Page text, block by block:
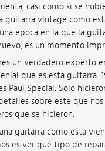
casi como si se
guitarra vintage como
época en la que la
es un momento
un verdadero experto
que es esta guitarra.
Paul Special. Solo
sobre este que
que se hicieron.
guitarra como esta
es ver qué tipo de